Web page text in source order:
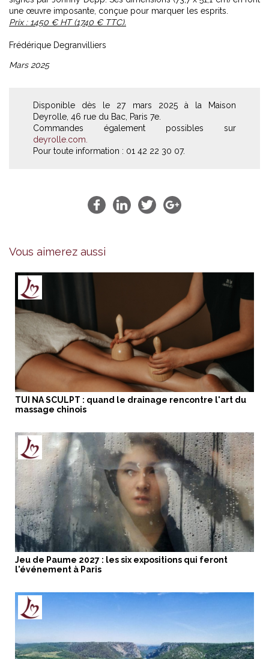
une œuvre imposante, conçue pour marquer les esprits.
Prix : 1450 € HT (1740 € TTC).
Frédérique Degranvilliers
Mars 2025
Disponible dès le 27 mars 2025 à la Maison
Deyrolle, 46 rue du Bac, Paris 7e.
Commandes également possibles sur
deyrolle.com.
Pour toute information : 01 42 22 30 07.
Vous aimerez aussi
TUI NA SCULPT : quand le drainage rencontre l'art du
massage chinois
Jeu de Paume 2027 : les six expositions qui feront
l'événement à Paris